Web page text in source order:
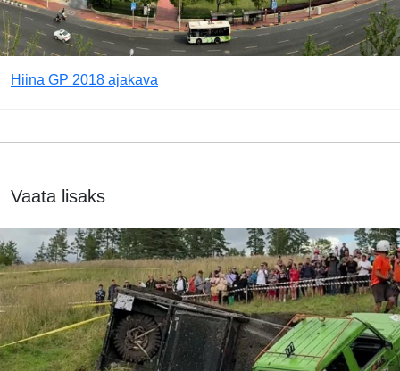
Hiina GP 2018 ajakava
Vaata lisaks